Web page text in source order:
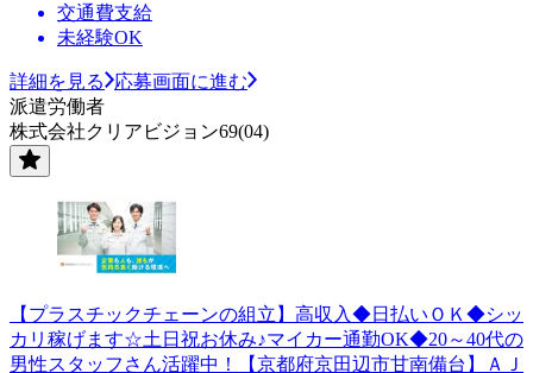
交通費支給
未経験OK
詳細を見る
応募画面に進む
派遣労働者
株式会社クリアビジョン69(04)
【プラスチックチェーンの組立】高収入◆日払いＯＫ◆シッ
カリ稼げます☆土日祝お休み♪マイカー通勤OK◆20～40代の
男性スタッフさん活躍中！【京都府京田辺市甘南備台】ＡＪ